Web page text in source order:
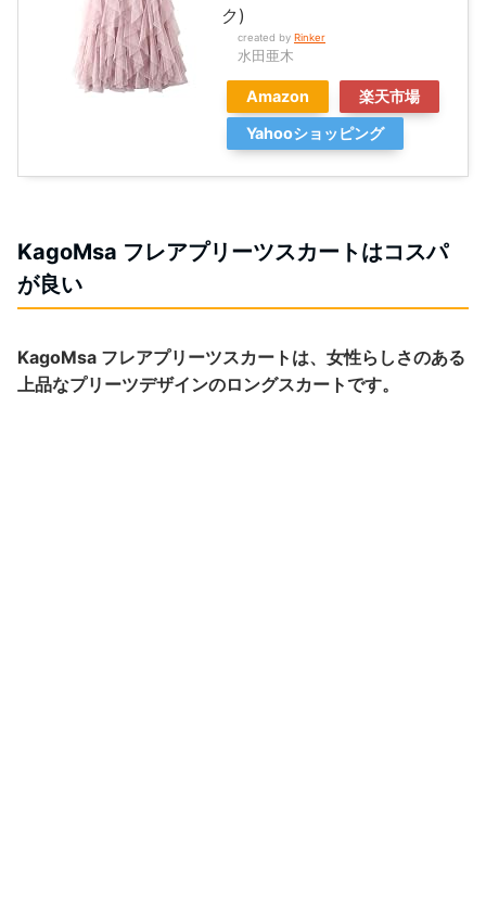
ク)
created by Rinker
水田亜木
Amazon
楽天市場
Yahooショッピング
KagoMsa フレアプリーツスカートはコスパ
が良い
KagoMsa フレアプリーツスカートは、女性らしさのある
上品なプリーツデザインのロングスカートです。